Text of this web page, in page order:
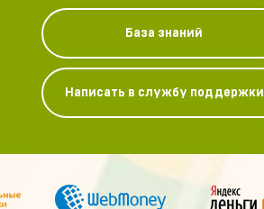
База знаний
Написать в службу поддержки